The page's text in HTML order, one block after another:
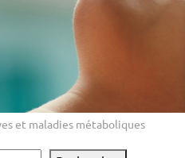
et maladies métaboliques